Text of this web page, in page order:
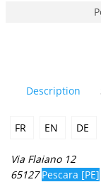
Description
FR EN DE
Via Flaiano 12
65127Pescara [PE]